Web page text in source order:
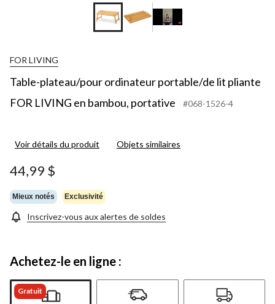
FOR LIVING
Table-plateau/pour ordinateur portable/de lit pliante
FOR LIVING en bambou, portative
#068-1526-4
Voir détails du produit Objets similaires
44,99 $
Mieux notés Exclusivité
Inscrivez-vous aux alertes de soldes
Achetez-le en ligne :
Gratuit